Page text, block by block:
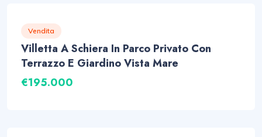
Vendita
Villetta A Schiera In Parco Privato Con
Terrazzo E Giardino Vista Mare
€195.000